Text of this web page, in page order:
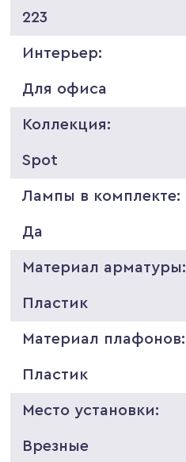
223
Интерьер:
Для офиса
Коллекция:
Spot
Лампы в комплекте:
Да
Материал арматуры:
Пластик
Материал плафонов:
Пластик
Место установки:
Врезные